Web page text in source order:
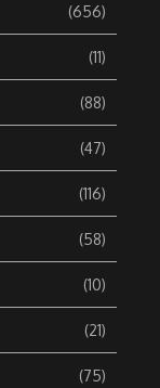
(656)
(11)
(88)
(47)
(116)
(58)
(10)
(21)
(75)